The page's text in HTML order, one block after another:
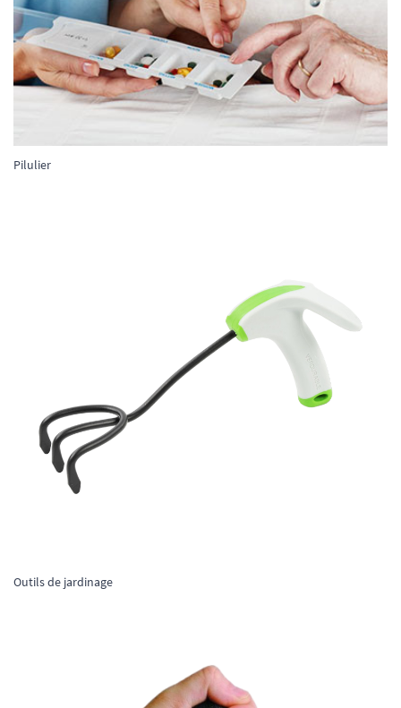
Pilulier
Outils de jardinage